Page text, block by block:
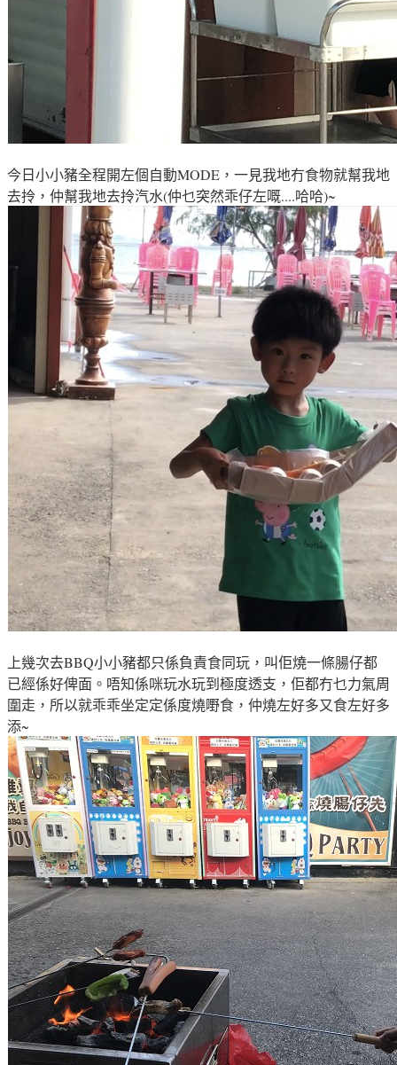
今日小小豬全程開左個自動MODE，一見我地冇食物就幫我地
去拎 ，仲幫我地去拎汽水(仲乜突然乖仔左嘅....哈哈)~
上幾次去BBQ小小豬都只係負責食同玩 ，叫佢燒一條腸仔都
已經係好俾面 。唔知係咪玩水玩到極度透支 ，佢都冇乜力氣周
圍走 ，所以就乖乖坐定定係度燒嘢食 ，仲燒左好多又食左好多
添~